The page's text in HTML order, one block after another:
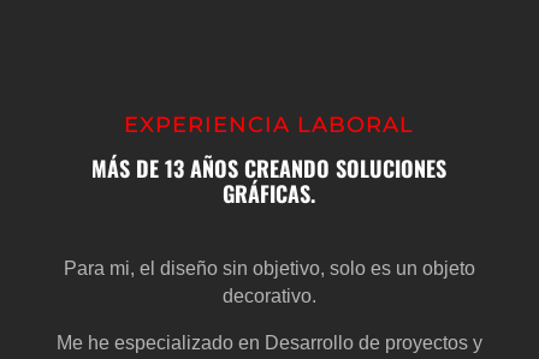
EXPERIENCIA LABORAL
MÁS DE 13 AÑOS CREANDO SOLUCIONES
GRÁFICAS.
Para mi, el diseño sin objetivo, solo es un objeto
decorativo.
Me he especializado en Desarrollo de proyectos y